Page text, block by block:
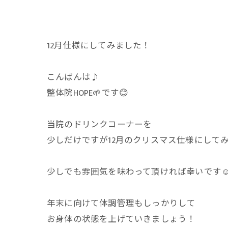
12月仕様にしてみました！
こんばんは♪
整体院HOPE🌱です😊
当院のドリンクコーナーを
少しだけですが12月のクリスマス仕様にして
少しでも雰囲気を味わって頂ければ幸いです☺️
年末に向けて体調管理もしっかりして
お身体の状態を上げていきましょう！